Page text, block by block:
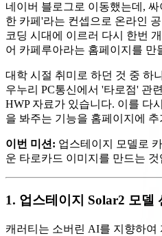
네이버 블로그로 이동했는데,
한 카페'라는 컨셉으로 온라인
코딩 시대에 이르러 다시 한번
어 카페루아라는 홈페이지를 만
대학 시절 취미로 하던 것 중 하
우누리 PC통신에서 '타로점' 관
HWP 자료가 있습니다. 이를 다
을 봐주는 기능을 홈페이지에
이번 미션: 업스테이지 모델로
운 타로카드 이미지를 만드는 것
1. 업스테이지 Solar2 모델
캐러티는 소버린 AI를 지향하여